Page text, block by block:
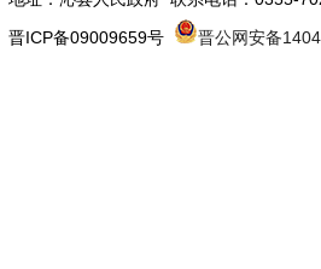
晋ICP备09009659号
晋公网安备